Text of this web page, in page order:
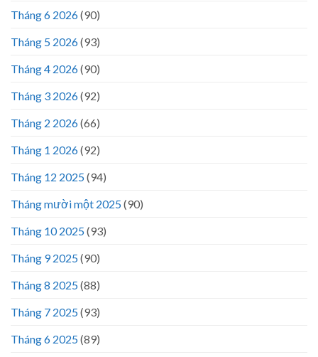
Tháng 6 2026(90)
Tháng 5 2026(93)
Tháng 4 2026(90)
Tháng 3 2026(92)
Tháng 2 2026(66)
Tháng 1 2026(92)
Tháng 12 2025(94)
Tháng mười một 2025(90)
Tháng 10 2025(93)
Tháng 9 2025(90)
Tháng 8 2025(88)
Tháng 7 2025(93)
Tháng 6 2025(89)